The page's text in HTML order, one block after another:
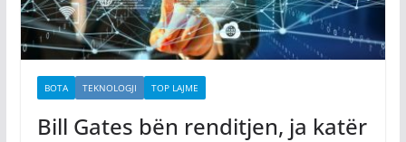
BOTA TEKNOLOGJI TOP LAJME
Bill Gates bën renditjen, ja katër